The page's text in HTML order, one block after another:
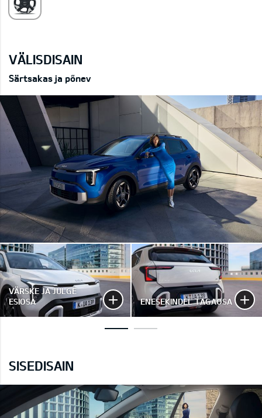
VÄLISDISAIN
Särtsakas ja põnev
VÄRSKE JA JULGE
ESIOSA
ENESEKINDEL TAGAOSA
SISEDISAIN